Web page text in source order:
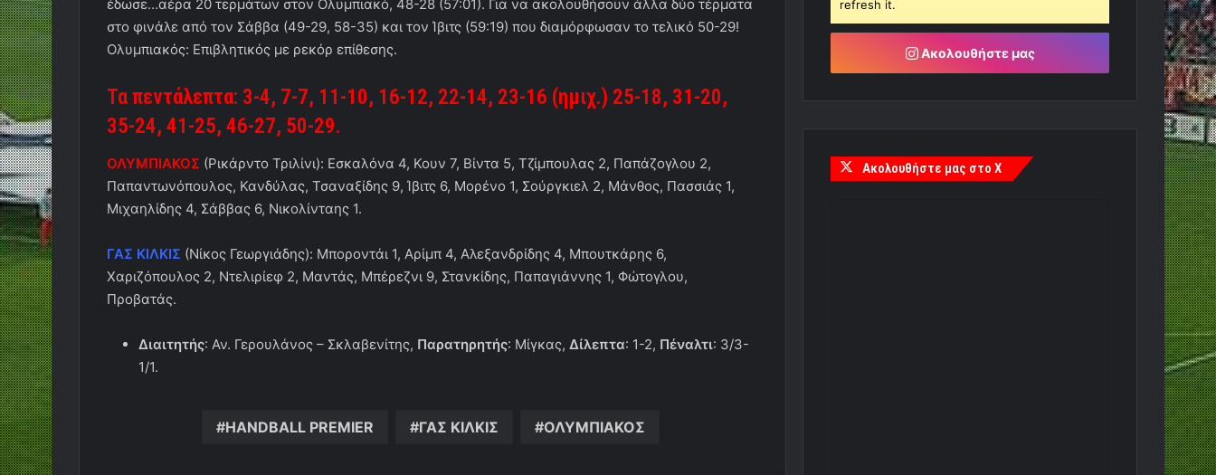
έδωσε…αέρα 20 τερμάτων στον Ολυμπιακό, 48-28 (57:01). Για να ακολουθήσουν άλλα δύο τέρματα
στο φινάλε από τον Σάββα (49-29, 58-35) και τον Ίβιτς (59:19) που διαμόρφωσαν το τελικό 50-29!
Ολυμπιακός: Επιβλητικός με ρεκόρ επίθεσης.
Τα πεντάλεπτα: 3-4, 7-7, 11-10, 16-12, 22-14, 23-16 (ημιχ.) 25-18, 31-20,
35-24, 41-25, 46-27, 50-29.
ΟΛΥΜΠΙΑΚΟΣ (Ρικάρντο Τριλίνι): Εσκαλόνα 4, Κουν 7, Βίντα 5, Τζίμπουλας 2, Παπάζογλου 2,
Παπαντωνόπουλος, Κανδύλας, Τσαναξίδης 9, Ίβιτς 6, Μορένο 1, Σούργκιελ 2, Μάνθος, Πασσιάς 1,
Μιχαηλίδης 4, Σάββας 6, Νικολίνταης 1.
ΓΑΣ ΚΙΛΚΙΣ (Νίκος Γεωργιάδης): Μποροντάι 1, Αρίμπ 4, Αλεξανδρίδης 4, Μπουτκάρης 6,
Χαριζόπουλος 2, Ντελιρίεφ 2, Μαντάς, Μπέρεζνι 9, Στανκίδης, Παπαγιάννης 1, Φώτογλου,
Προβατάς.
Διαιτητής: Αν. Γερουλάνος – Σκλαβενίτης, Παρατηρητής: Μίγκας, Δίλεπτα: 1-2, Πέναλτι: 3/3-
1/1.
HANDBALL PREMIER ΓΑΣ ΚΙΛΚΙΣ ΟΛΥΜΠΙΑΚΟΣ
refresh it.
Ακολουθήστε μας
Ακολουθήστε μας στο X